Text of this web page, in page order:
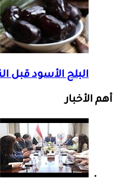
البلح الأسود قبل
أهم الأخبار